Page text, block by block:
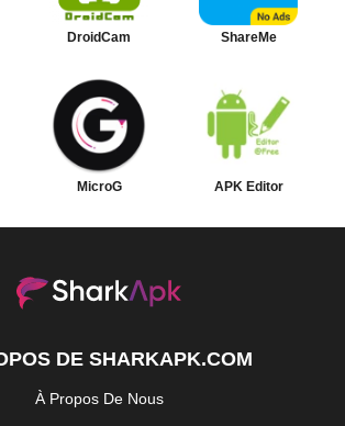
DroidCam ShareMe
MicroG APK Editor
DE SHARKAPK.COM
À Propos De Nous